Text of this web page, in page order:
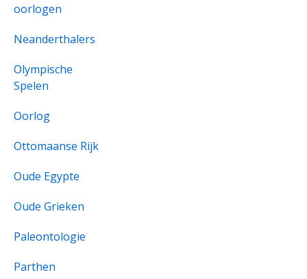
oorlogen
Neanderthalers
Olympische
Spelen
Oorlog
Ottomaanse Rijk
Oude Egypte
Oude Grieken
Paleontologie
Parthen